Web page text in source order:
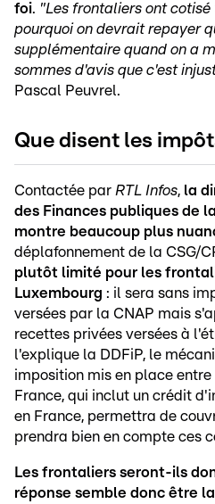
foi. "Les frontaliers ont cotisé
pourquoi on devrait repayer
supplémentaire quand on a
sommes d'avis que c'est
Pascal Peuvrel.
Que disent les
Contactée par RTL Infos, la
des Finances publiques de
montre beaucoup plus
déplafonnement de la CSG/
plutôt limité pour les
Luxembourg : il sera sans
versées par la CNAP mais
recettes privées versées à
l'explique la DDFiP, le
imposition mis en place
France, qui inclut un crédit
en France, permettra de
prendra bien en compte ces
Les frontaliers seront-ils
réponse semble donc être